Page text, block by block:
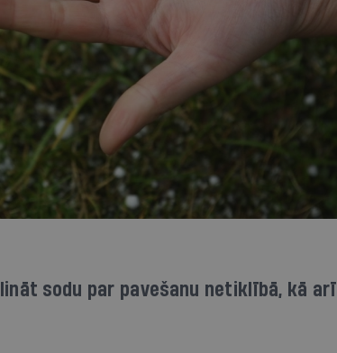
sodu par pavešanu netiklībā, kā arī